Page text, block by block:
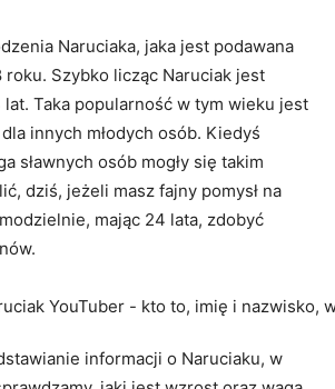
Naruciaka, jaka jest podawana
Szybko licząc Naruciak jest
Taka popularność w tym wieku jest
innych młodych osób. Kiedyś
sławnych osób mogły się takim
dziś, jeżeli masz fajny pomysł na
mając 24 lata, zdobyć
informacji o Naruciaku, w